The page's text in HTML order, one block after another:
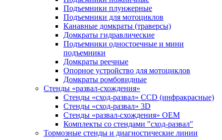
Подъемники плунжерные
Подъемники для мотоциклов
Канавные домкраты (траверсы)
Домкраты гидравлические
Подъемники одностоечные и мини
подъемники
Домкраты реечные
Опорное устройство для мотоциклов
Домкраты ромбовидные
Стенды «развал-схождения»
Стенды «сход-развал» CCD (инфракрасные)
Стенды «сход-развал» 3D
Стенды «развал-схождения» ОЕМ
Комплекты со стендами "сход-развал"
Тормозные стенды и диагностические линии